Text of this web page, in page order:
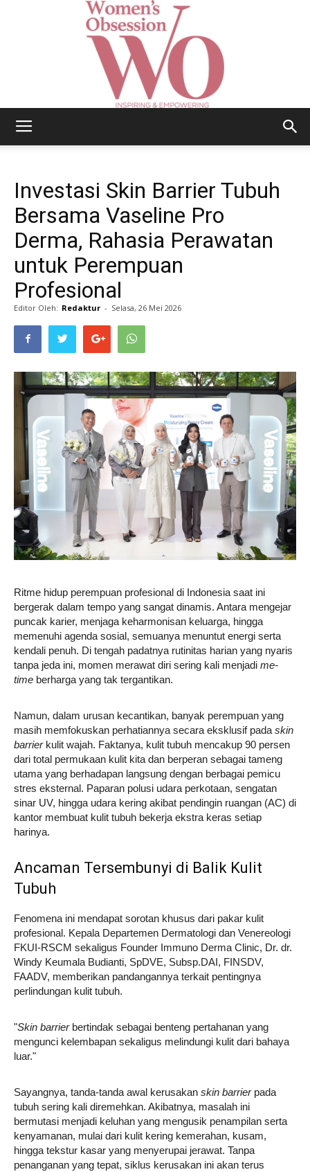
Obsession
Career
Style
Investasi Skin Barrier Tubuh
Bersama Vaseline Pro
Derma, Rahasia Perawatan
untuk Perempuan
Profesional
Editor Oleh: Redaktur - Selasa, 26 Mei 2026
Ritme hidup perempuan profesional di Indonesia saat ini
bergerak dalam tempo yang sangat dinamis. Antara mengejar
puncak karier, menjaga keharmonisan keluarga, hingga
memenuhi agenda sosial, semuanya menuntut energi serta
kendali penuh. Di tengah padatnya rutinitas harian yang nyaris
tanpa jeda ini, momen merawat diri sering kali menjadi me-
time berharga yang tak tergantikan.
Namun, dalam urusan kecantikan, banyak perempuan yang
masih memfokuskan perhatiannya secara eksklusif pada skin
barrierkulit wajah. Faktanya, kulit tubuh mencakup 90 persen
dari total permukaan kulit kita dan berperan sebagai tameng
utama yang berhadapan langsung dengan berbagai pemicu
stres eksternal. Paparan polusi udara perkotaan, sengatan
sinar UV, hingga udara kering akibat pendingin ruangan (AC) di
kantor membuat kulit tubuh bekerja ekstra keras setiap
harinya.
Ancaman Tersembunyi di Balik Kulit
Tubuh
Fenomena ini mendapat sorotan khusus dari pakar kulit
profesional. Kepala Departemen Dermatologi dan Venereologi
FKUI-RSCM sekaligus Founder Immuno Derma Clinic, Dr. dr.
Windy Keumala Budianti, SpDVE, Subsp.DAI, FINSDV,
FAADV, memberikan pandangannya terkait pentingnya
perlindungan kulit tubuh.
"Skin barrierbertindak sebagai benteng pertahanan yang
mengunci kelembapan sekaligus melindungi kulit dari bahaya
luar."
Sayangnya, tanda-tanda awal kerusakan skin barrierpada
tubuh sering kali diremehkan. Akibatnya, masalah ini
bermutasi menjadi keluhan yang mengusik penampilan serta
kenyamanan, mulai dari kulit kering kemerahan, kusam,
hingga tekstur kasar yang menyerupai jerawat. Tanpa
penanganan yang tepat, siklus kerusakan ini akan terus